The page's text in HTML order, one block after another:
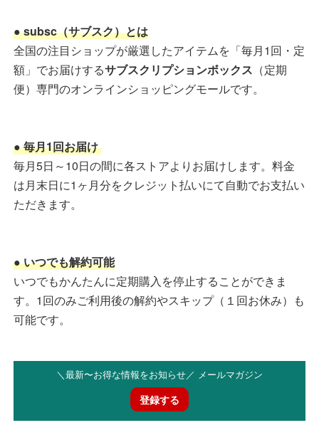
● subsc（サブスク）とは
全国の注目ショップが厳選したアイテムを「毎月1回・定
額」でお届けするサブスクリプションボックス （定期
便）専門のオンラインショッピングモールです。
● 毎月1回お届け
毎月5日～10日の間に各ストアよりお届けします。料金
は月末日に1ヶ月分をクレジット払いにて自動でお支払い
ただきます。
● いつでも解約可能
いつでもかんたんに定期購入を停止することができま
す。1回のみご利用後の解約やスキップ（１回お休み）も
可能です。
＼最新〜お得な情報をお知らせ／ メールマガジン
登録する